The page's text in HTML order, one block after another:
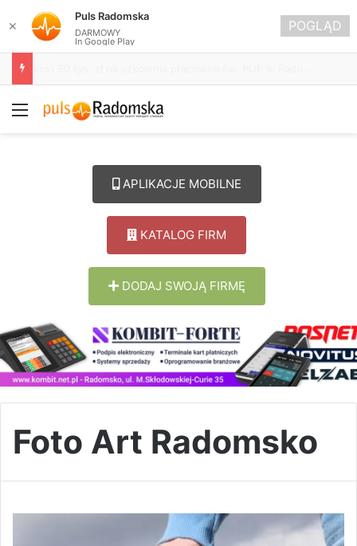
Menu
APLIKACJE MOBILNE
KATALOG FIRM
DODAJ SWOJĄ FIRMĘ
Foto Art Radomsko
✕
Puls Radomska
DARMOWY
In Google Play
POGLĄD